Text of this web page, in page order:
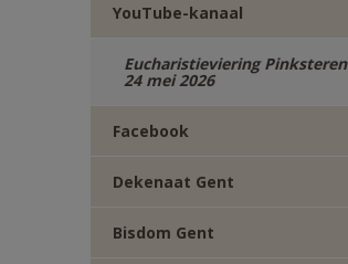
YouTube-kanaal
Eucharistieviering Pinksteren
24 mei 2026
Facebook
Dekenaat Gent
Bisdom Gent